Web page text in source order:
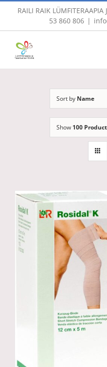
content
RAILI RAIK LÜMFITERAAPIA
53 860 806 |
Sort by Name
Show 100